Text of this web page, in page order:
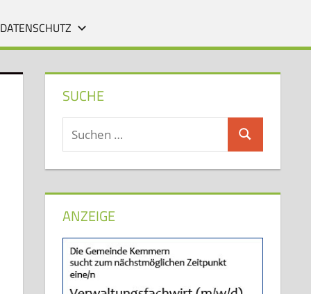
SUCHE
Suchen
nach:
Suchen
ANZEIGE